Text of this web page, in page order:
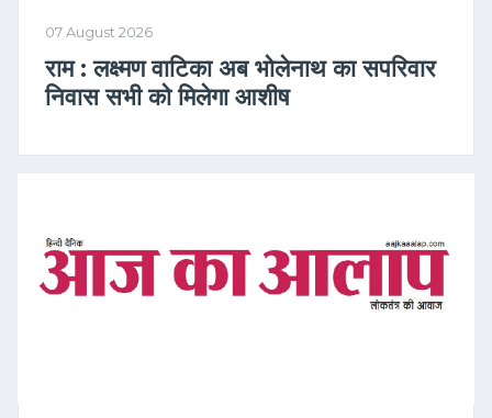
07 August 2026
राम : लक्ष्मण वाटिका अब भोलेनाथ का सपरिवार
निवास सभी को मिलेगा आशीष